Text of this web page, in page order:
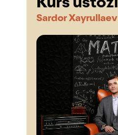
Sardor Xayrullaev
Kurs ustozi